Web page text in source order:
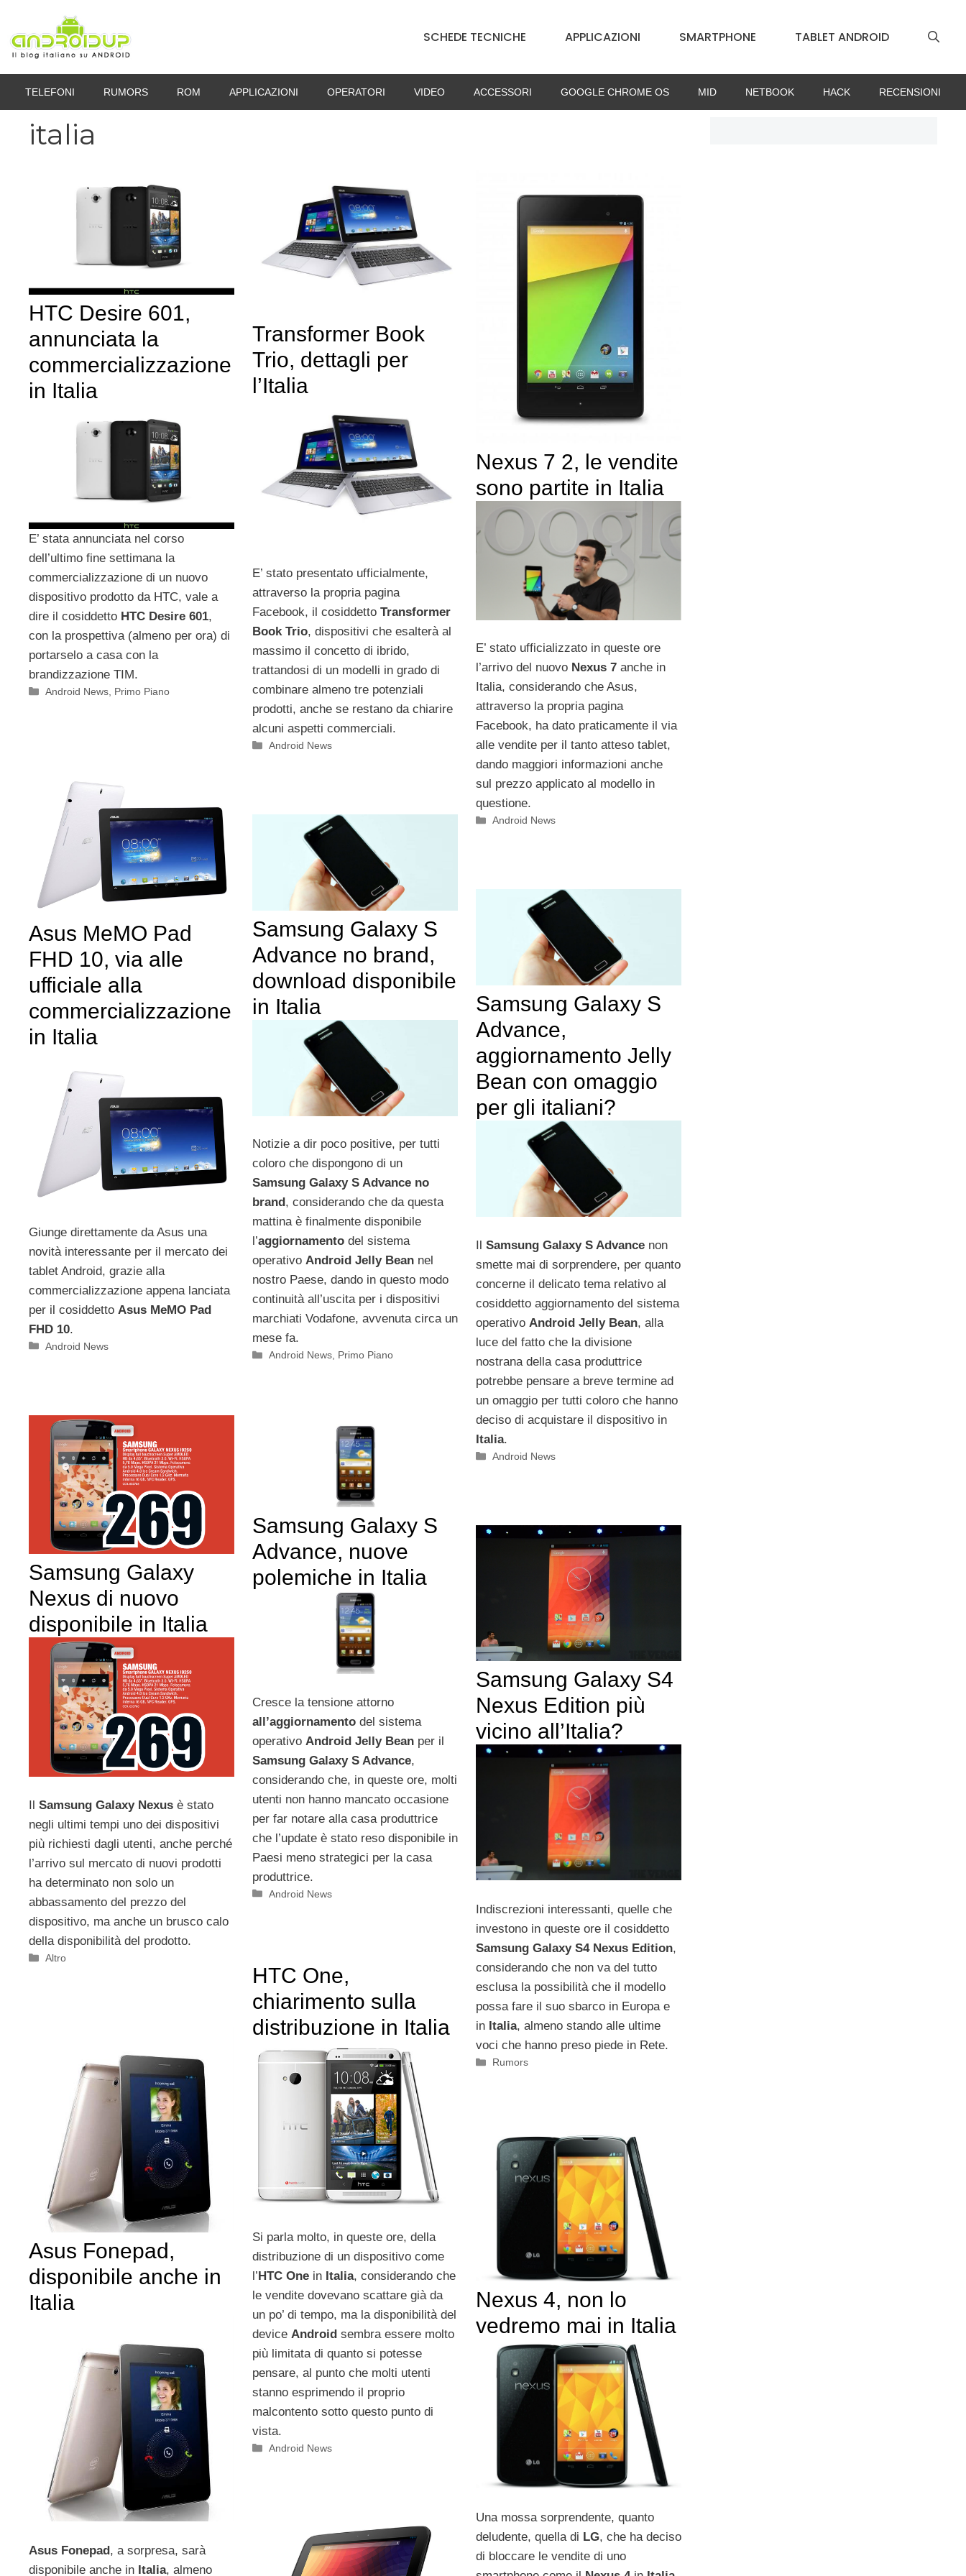
contenuto
SCHEDE TECNICHE APPLICAZIONI SMARTPHONE TABLET ANDROID
TELEFONI RUMORS ROM APPLICAZIONI OPERATORI VIDEO ACCESSORI GOOGLE CHROME OS MID NETBOOK HACK RECENSIONI
italia
HTC Desire 601,
annunciata la
commercializzazione
in Italia
E’ stata annunciata nel corso
dell’ultimo fine settimana la
commercializzazione di un nuovo
dispositivo prodotto da HTC, vale a
dire il cosiddetto HTC Desire 601,
con la prospettiva (almeno per ora) di
portarselo a casa con la
brandizzazione TIM.
Categorie
Android News Primo Piano
Transformer Book
Trio, dettagli per
l’Italia
E’ stato presentato ufficialmente,
attraverso la propria pagina
Facebook, il cosiddetto Transformer
Book Trio, dispositivi che esalterà al
massimo il concetto di ibrido,
trattandosi di un modelli in grado di
combinare almeno tre potenziali
prodotti, anche se restano da chiarire
alcuni aspetti commerciali.
Categorie
Android News
Nexus 7 2, le vendite
sono partite in Italia
E’ stato ufficializzato in queste ore
l’arrivo del nuovo Nexus 7anche in
Italia, considerando che Asus,
attraverso la propria pagina
Facebook, ha dato praticamente il via
alle vendite per il tanto atteso tablet,
dando maggiori informazioni anche
sul prezzo applicato al modello in
questione.
Categorie
Android News
Asus MeMO Pad
FHD 10, via alle
ufficiale alla
commercializzazione
in Italia
Giunge direttamente da Asus una
novità interessante per il mercato dei
tablet Android, grazie alla
commercializzazione appena lanciata
per il cosiddetto Asus MeMO Pad
FHD 10.
Categorie
Android News
Samsung Galaxy S
Advance no brand,
download disponibile
in Italia
Notizie a dir poco positive, per tutti
coloro che dispongono di un
Samsung Galaxy S Advance no
brand , considerando che da questa
mattina è finalmente disponibile
l’aggiornamentodel sistema
operativo Android Jelly Beannel
nostro Paese, dando in questo modo
continuità all’uscita per i dispositivi
marchiati Vodafone, avvenuta circa un
mese fa.
Categorie
Android News, Primo Piano
Samsung Galaxy S
Advance,
aggiornamento Jelly
Bean con omaggio
per gli italiani?
Il Samsung Galaxy S Advancenon
smette mai di sorprendere, per quanto
concerne il delicato tema relativo al
cosiddetto aggiornamento del sistema
operativo Android Jelly Bean, alla
luce del fatto che la divisione
nostrana della casa produttrice
potrebbe pensare a breve termine ad
un omaggio per tutti coloro che hanno
deciso di acquistare il dispositivo in
Italia.
Categorie
Android News
Samsung Galaxy
Nexus di nuovo
disponibile in Italia
Il Samsung Galaxy Nexus è stato
negli ultimi tempi uno dei dispositivi
più richiesti dagli utenti, anche perché
l’arrivo sul mercato di nuovi prodotti
ha determinato non solo un
abbassamento del prezzo del
dispositivo, ma anche un brusco calo
della disponibilità del prodotto.
Categorie
Altro
Samsung Galaxy S
Advance, nuove
polemiche in Italia
Cresce la tensione attorno
all’aggiornamentodel sistema
operativo Android Jelly Beanper il
Samsung Galaxy S Advance,
considerando che, in queste ore, molti
utenti non hanno mancato occasione
per far notare alla casa produttrice
che l’update è stato reso disponibile in
Paesi meno strategici per la casa
produttrice.
Categorie
Android News
Samsung Galaxy S4
Nexus Edition più
vicino all’Italia?
Indiscrezioni interessanti, quelle che
investono in queste ore il cosiddetto
Samsung Galaxy S4 Nexus Edition,
considerando che non va del tutto
esclusa la possibilità che il modello
possa fare il suo sbarco in Europa e
in Italia, almeno stando alle ultime
voci che hanno preso piede in Rete.
Categorie
Rumors
HTC One,
chiarimento sulla
distribuzione in Italia
Si parla molto, in queste ore, della
distribuzione di un dispositivo come
l’HTC Onein Italia, considerando che
le vendite dovevano scattare già da
un po’ di tempo, ma la disponibilità del
device Androidsembra essere molto
più limitata di quanto si potesse
pensare, al punto che molti utenti
stanno esprimendo il proprio
malcontento sotto questo punto di
vista.
Categorie
Android News
Asus Fonepad,
disponibile anche in
Italia
Asus Fonepad, a sorpresa, sarà
disponibile anche in Italia, almeno
Nexus 4, non lo
vedremo mai in Italia
Una mossa sorprendente, quanto
deludente, quella di LG, che ha deciso
di bloccare le vendite di uno